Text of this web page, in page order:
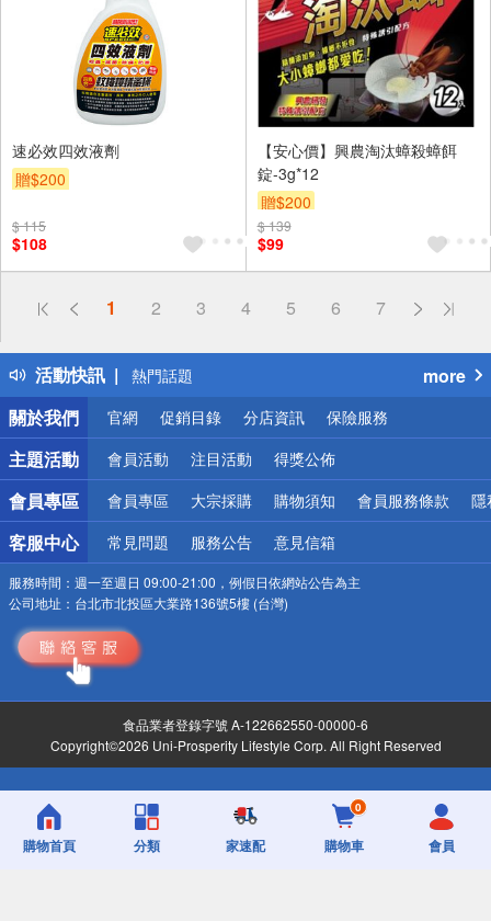
速必效四效液劑
贈$200
$ 115
$108
【安心價】興農淘汰蟑殺蟑餌
錠-3g*12
贈$200
$ 139
$99
1 2 3 4 5 6 7
活動快訊
偏遠地區配送
得獎公告
熱門話題
銀行優惠
偏遠地區配送
詐騙網頁！請小心！
more
關於我們
官網 促銷目錄 分店資訊 保險服務
主題活動 會員活動 注目活動 得獎公佈
會員專區 會員專區 大宗採購 購物須知 會員服務條款 隱
客服中心 常見問題 服務公告 意見信箱
服務時間： 週一至週日 09:00-21:00，例假日依網站公告為主
公司地址： 台北市北投區大業路136號5樓 (台灣)
食品業者登錄字號 A-122662550-00000-6
Copyright©2026 Uni-Prosperity Lifestyle Corp. All Right Reserved
購物首頁 分類 家速配
0
購物車 會員